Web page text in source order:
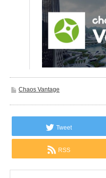
Chaos Vantage
Tweet
RSS